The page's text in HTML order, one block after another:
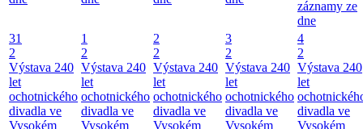
záznamy ze
dne
31
2
Výstava 240
let
ochotnického
divadla ve
Vysokém
1
2
Výstava 240
let
ochotnického
divadla ve
Vysokém
2
2
Výstava 240
let
ochotnického
divadla ve
Vysokém
3
2
Výstava 240
let
ochotnického
divadla ve
Vysokém
4
2
Výstava 240
let
divadla ve
Vysokém